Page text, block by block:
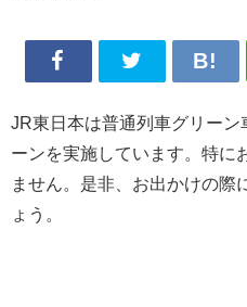
JR東日本は普通列車グリー
ーンを実施しています。特に
ません。是非、お出かけの際
ょう。